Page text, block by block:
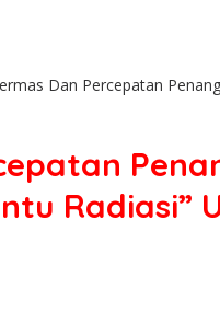
Dan Percepatan
Radiasi”